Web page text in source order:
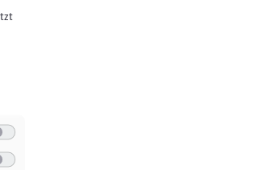
von oder Zugriff auf Informationen auf einem Endgerät